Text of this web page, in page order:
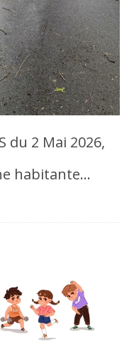
du 2 Mai 2026,
habitante…